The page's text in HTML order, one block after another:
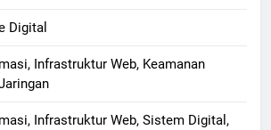
Digital
Infrastruktur Web, Keamanan
Infrastruktur Web, Sistem Digital,